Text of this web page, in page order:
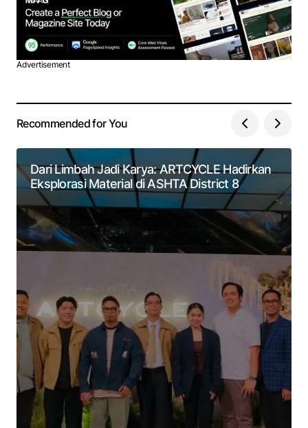
Advertisement
Recommended for You
Dari Limbah Jadi Karya: ARTCYCLE Hadirkan
Eksplorasi Material di ASHTA District 8